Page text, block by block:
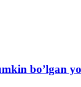
bo’lgan